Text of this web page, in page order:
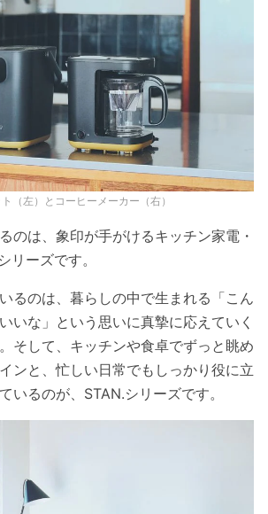
（左）とコーヒーメーカー（右）
のは、象印が手がけるキッチン家電・
リーズです。
るのは、暮らしの中で生まれる「こん
いな」という思いに真摯に応えていく
そして、キッチンや食卓でずっと眺め
ンと、忙しい日常でもしっかり役に立
いるのが、STAN.シリーズです。